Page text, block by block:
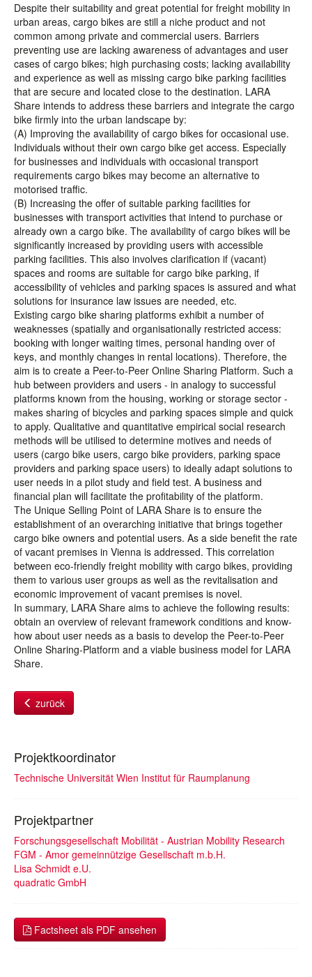
Despite their suitability and great potential for freight mobility in
urban areas, cargo bikes are still a niche product and not
common among private and commercial users. Barriers
preventing use are lacking awareness of advantages and user
cases of cargo bikes; high purchasing costs; lacking availability
and experience as well as missing cargo bike parking facilities
that are secure and located close to the destination. LARA
Share intends to address these barriers and integrate the cargo
bike firmly into the urban landscape by:
(A) Improving the availability of cargo bikes for occasional use.
Individuals without their own cargo bike get access. Especially
for businesses and individuals with occasional transport
requirements cargo bikes may become an alternative to
motorised traffic.
(B) Increasing the offer of suitable parking facilities for
businesses with transport activities that intend to purchase or
already own a cargo bike. The availability of cargo bikes will be
significantly increased by providing users with accessible
parking facilities. This also involves clarification if (vacant)
spaces and rooms are suitable for cargo bike parking, if
accessibility of vehicles and parking spaces is assured and what
solutions for insurance law issues are needed, etc.
Existing cargo bike sharing platforms exhibit a number of
weaknesses (spatially and organisationally restricted access:
booking with longer waiting times, personal handing over of
keys, and monthly changes in rental locations). Therefore, the
aim is to create a Peer-to-Peer Online Sharing Platform. Such a
hub between providers and users - in analogy to successful
platforms known from the housing, working or storage sector -
makes sharing of bicycles and parking spaces simple and quick
to apply. Qualitative and quantitative empirical social research
methods will be utilised to determine motives and needs of
users (cargo bike users, cargo bike providers, parking space
providers and parking space users) to ideally adapt solutions to
user needs in a pilot study and field test. A business and
financial plan will facilitate the profitability of the platform.
The Unique Selling Point of LARA Share is to ensure the
establishment of an overarching initiative that brings together
cargo bike owners and potential users. As a side benefit the rate
of vacant premises in Vienna is addressed. This correlation
between eco-friendly freight mobility with cargo bikes, providing
them to various user groups as well as the revitalisation and
economic improvement of vacant premises is novel.
In summary, LARA Share aims to achieve the following results:
obtain an overview of relevant framework conditions and know-
how about user needs as a basis to develop the Peer-to-Peer
Online Sharing-Platform and a viable business model for LARA
Share.
zurück
Projektkoordinator
Technische Universität Wien Institut für Raumplanung
Projektpartner
Forschungsgesellschaft Mobilität - Austrian Mobility Research
FGM - Amor gemeinnützige Gesellschaft m.b.H.
Lisa Schmidt e.U.
quadratic GmbH
Factsheet als PDF ansehen